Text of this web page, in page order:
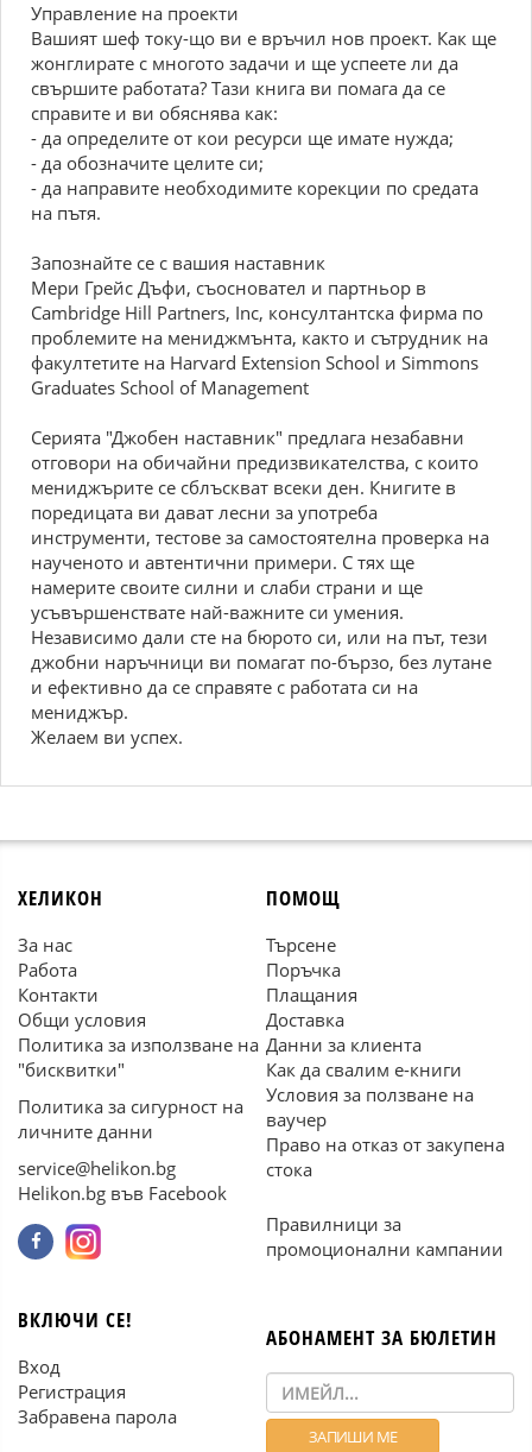
Управление на проекти
Вашият шеф току-що ви е връчил нов проект. Как ще
жонглирате с многото задачи и ще успеете ли да
свършите работата? Тази книга ви помага да се
справите и ви обяснява как:
- да определите от кои ресурси ще имате нужда;
- да обозначите целите си;
- да направите необходимите корекции по средата
на пътя.
Запознайте се с вашия наставник
Мери Грейс Дъфи, съосновател и партньор в
Cambridge Hill Partners, Inc, консултантска фирма по
проблемите на мениджмънта, както и сътрудник на
факултетите на Harvard Extension School и Simmons
Graduates School of Management
Серията "Джобен наставник" предлага незабавни
отговори на обичайни предизвикателства, с които
мениджърите се сблъскват всеки ден. Книгите в
поредицата ви дават лесни за употреба
инструменти, тестове за самостоятелна проверка на
наученото и автентични примери. С тях ще
намерите своите силни и слаби страни и ще
усъвършенствате най-важните си умения.
Независимо дали сте на бюрото си, или на път, тези
джобни наръчници ви помагат по-бързо, без лутане
и ефективно да се справяте с работата си на
мениджър.
Желаем ви успех.
ХЕЛИКОН
За нас
Работа
Контакти
Общи условия
Политика за използване на
"бисквитки"
Политика за сигурност на
личните данни
service@helikon.bg
Helikon.bg във Facebook
ПОМОЩ
Търсене
Поръчка
Плащания
Доставка
Данни за клиента
Как да свалим е-книги
Условия за ползване на
ваучер
Право на отказ от закупена
стока
Правилници за
промоционални кампании
ВКЛЮЧИ СЕ!
Вход
Регистрация
Забравена парола
АБОНАМЕНТ ЗА БЮЛЕТИН